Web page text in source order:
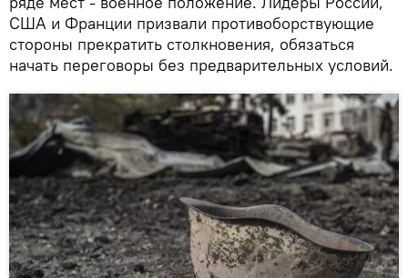
США и Франции призвали противоборствующие
стороны прекратить столкновения, обязаться
начать переговоры без предварительных условий.